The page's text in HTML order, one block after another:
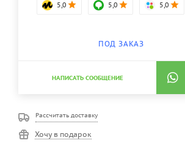
5,0 5,0 5,0
ПОД ЗАКАЗ
НАПИСАТЬ СООБЩЕНИЕ
Рассчитать доставку
Хочу в подарок